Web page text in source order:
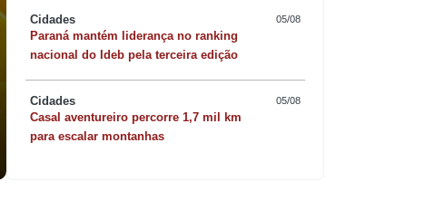
Quer sofisticar o
risoto de camarão
Cidades 05/08
Paraná mantém liderança no ranking
nacional do Ideb pela terceira edição
Cidades 05/08
Casal aventureiro percorre 1,7 mil km
para escalar montanhas